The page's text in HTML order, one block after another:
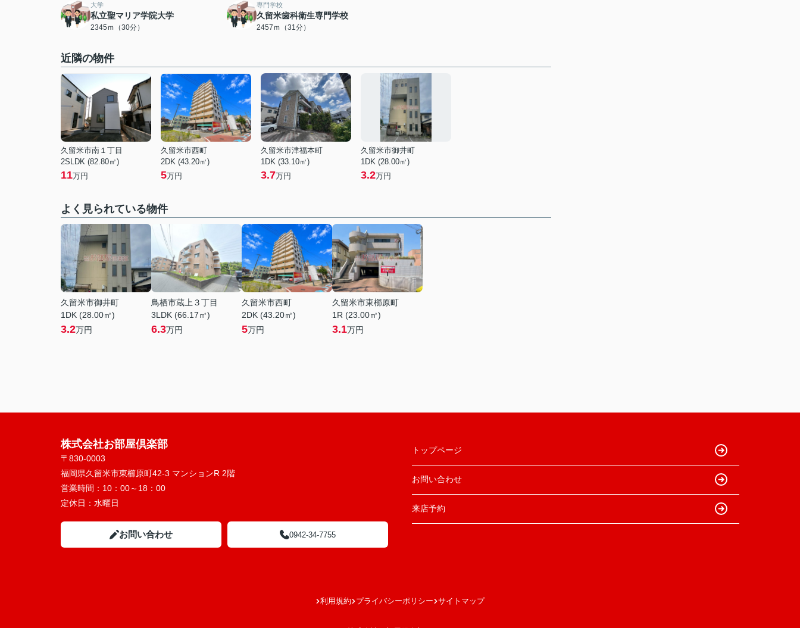
大学
私立聖マリア学院大学
2345ｍ（30分）
専門学校
久留米歯科衛生専門学校
2457ｍ（31分）
近隣の物件
久留米市南１丁目
2SLDK (82.80㎡)
11万円
久留米市西町
2DK (43.20㎡)
5万円
久留米市津福本町
1DK (33.10㎡)
3.7万円
久留米市御井町
1DK (28.00㎡)
3.2万円
よく見られている物件
久留米市御井町
1DK (28.00㎡)
3.2万円
鳥栖市蔵上３丁目
3LDK (66.17㎡)
6.3万円
久留米市西町
2DK (43.20㎡)
5万円
久留米市東櫛原町
1R (23.00㎡)
3.1万円
株式会社お部屋倶楽部
〒830-0003
福岡県久留米市東櫛原町42-3 マンションR 2階
営業時間： 10：00～18：00
定休日： 水曜日
お問い合わせ 0942-34-7755
トップページ
お問い合わせ
来店予約
利用規約 プライバシーポリシー サイトマップ